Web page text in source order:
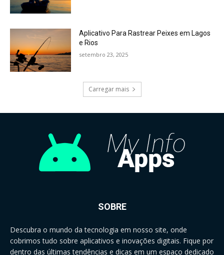
Aplicativo Para Rastrear Peixes em Lagos
e Rios
setembro 23, 2025
Carregar mais
SOBRE
Descubra o mundo da tecnologia em nosso site, onde
cobrimos tudo sobre aplicativos e inovações digitais. Fique por
dentro das últimas tendências e dicas em um espaço dedicado